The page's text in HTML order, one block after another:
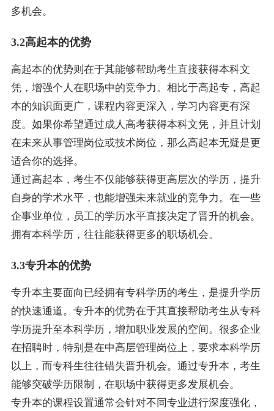
多机会。
3.2高起本的优势
高起本的优势则在于其能够帮助考生直接获得本科文
凭，增强个人在职场中的竞争力。相比于高起专，高起
本的知识面更广，课程内容更深入，学习内容更有深
度。如果你希望通过成人高考获得本科文凭，并且计划
在未来从事管理岗位或技术岗位，那么高起本无疑是更
适合你的选择。
通过高起本，考生不仅能够获得更高层次的学历，提升
自身的学术水平，也能增强未来就业的竞争力。在一些
企事业单位，员工的学历水平直接决定了晋升的机会。
拥有本科学历，往往能获得更多的职场机会。
3.3专升本的优势
专升本主要面向已经拥有专科学历的考生，是提升学历
的快速通道。专升本的优势在于其直接帮助考生从专科
学历提升至本科学历，增加职业发展的空间。很多企业
在招聘时，特别是在中高层管理岗位上，要求本科学历
以上，而专科生往往错失晋升机会。通过专升本，考生
能够突破学历限制，在职场中获得更多发展机会。
专升本的课程设置通常会针对不同专业进行深度强化，